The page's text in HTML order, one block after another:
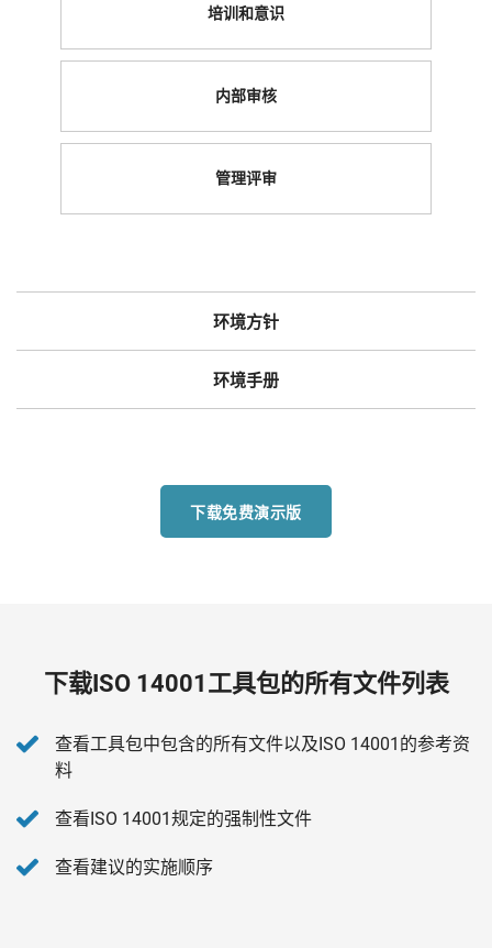
培训和意识
内部审核
管理评审
环境方针
环境手册
下载免费演示版
下载ISO 14001工具包的所有文件列表
查看工具包中包含的所有文件以及ISO 14001的参考资
料
查看ISO 14001规定的强制性文件
查看建议的实施顺序